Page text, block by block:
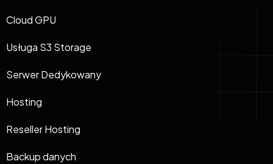
Cloud GPU
Usługa S3 Storage
Serwer Dedykowany
Hosting
Reseller Hosting
Backup danych